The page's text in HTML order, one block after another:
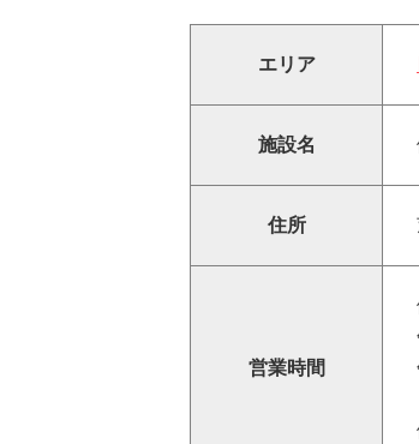
エリア
施設名
住所
営業時間